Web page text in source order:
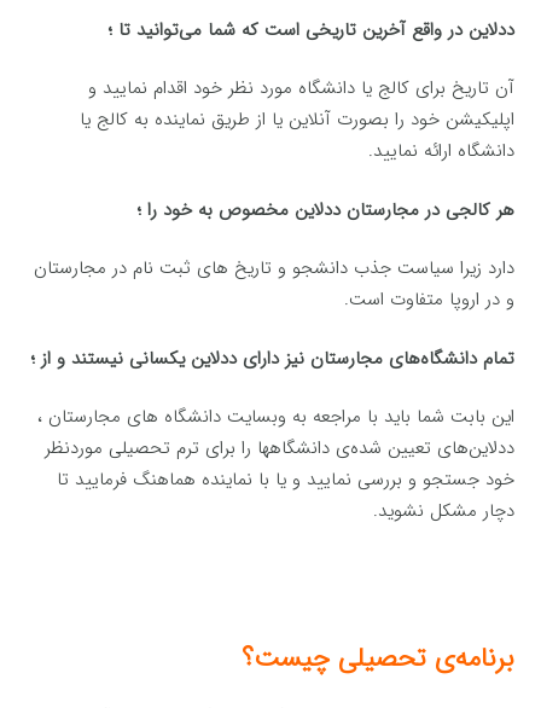
ددلاین در واقع آخرین تاریخی است که شما می‌توانید تا ؛
آن تاریخ برای کالج یا دانشگاه مورد نظر خود اقدام نمایید و
اپلیکیشن خود را بصورت آنلاین یا از طریق نماینده به کالج یا
دانشگاه ارائه نمایید.
هر کالجی در مجارستان ددلاین مخصوص به خود را ؛
دارد زیرا سیاست جذب دانشجو و تاریخ های ثبت نام در مجارستان
و در اروپا متفاوت است.
تمام دانشگاه‌های مجارستان نیز دارای ددلاین یکسانی نیستند و از ؛
این بابت شما باید با مراجعه به وبسایت دانشگاه های مجارستان ،
ددلاین‌های تعیین شده‌ی دانشگاهها را برای ترم تحصیلی موردنظر
خود جستجو و بررسی نمایید و یا با نماینده هماهنگ فرمایید تا
دچار مشکل نشوید.
برنامه‌ی تحصیلی چیست؟